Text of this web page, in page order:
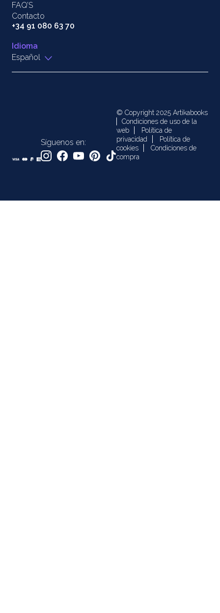
FAQ’S
Contacto
+34 91 080 63 70
Idioma
Español
Síguenos en:
© Copyright 2025 Artikabooks
Condiciones de uso de la
web
Política de
privacidad
Política de
cookies
Condiciones de
compra